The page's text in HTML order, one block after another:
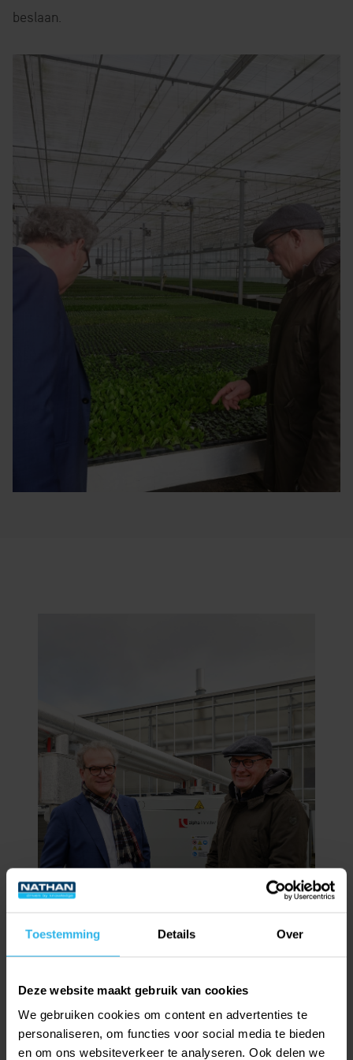
Toestemming Details Over
Deze website maakt gebruik van cookies
We gebruiken cookies om content en advertenties te
personaliseren, om functies voor social media te bieden
en om ons websiteverkeer te analyseren. Ook delen we
beslaan.
Meld je aan voor onze nieuwsbrief!
Maandelijks de nieuwsbrief in jouw mailbox
Duizenden professionals gingen je voor
Blijf op de hoogte van de laatste trends &
ontwikkelingen
Bedrijfsnaam*
Voornaam*